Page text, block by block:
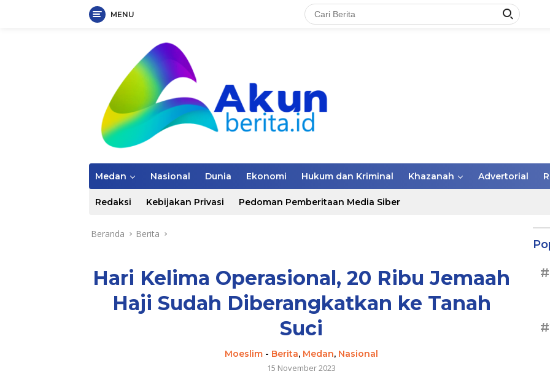
MENU
Medan Nasional Dunia Ekonomi Hukum dan Kriminal Khazanah Advertorial
Redaksi Kebijakan Privasi Pedoman Pemberitaan Media Siber
Beranda Berita
Hari Kelima Operasional, 20 Ribu Jemaah
Haji Sudah Diberangkatkan ke Tanah
Suci
Moeslim - Berita, Medan, Nasional
15 November 2023